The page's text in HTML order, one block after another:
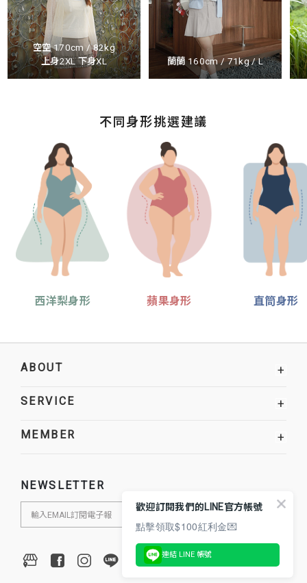
空空 170cm / 82kg
上身2XL 下身XL
蘭蘭 160cm / 71kg / L
不同身形挑選建議
西洋梨身形 蘋果身形 直筒身形
ABOUT +
SERVICE +
MEMBER +
NEWSLETTER
歡迎訂閱我們的LINE官方帳號
點擊領取$100紅利金💌
連結 LINE 帳號